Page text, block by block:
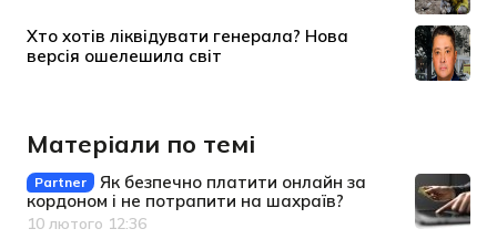
Матеріали по темі
Partner
Як безпечно платити онлайн за
кордоном і не потрапити на шахраїв?
Дата публікації
10 лютого 12:36